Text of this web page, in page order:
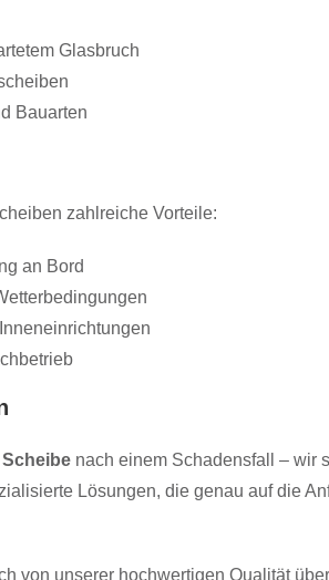
Glasbruch
Bauarten
zahlreiche Vorteile:
an Bord
Scheibe nach einem Schadensfall – wir
Lösungen, die genau auf die
von unserer hochwertigen Qualität
dem
des
ieren